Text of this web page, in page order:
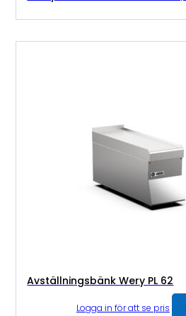
Avställningsbänk Wery PL 62
Logga in för att se pris